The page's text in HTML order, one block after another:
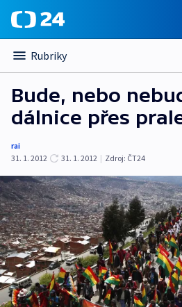
Rubriky
Bude, nebo
dálnice přes
rai
31. 1. 2012
31. 1. 2012 | Zdroj: ČT24